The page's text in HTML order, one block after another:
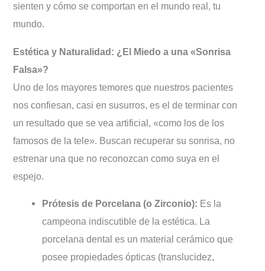
sienten y cómo se comportan en el mundo real, tu
mundo.
Estética y Naturalidad: ¿El Miedo a una «Sonrisa
Falsa»?
Uno de los mayores temores que nuestros pacientes
nos confiesan, casi en susurros, es el de terminar con
un resultado que se vea artificial, «como los de los
famosos de la tele». Buscan recuperar su sonrisa, no
estrenar una que no reconozcan como suya en el
espejo.
Prótesis de Porcelana (o Zirconio): Es la
campeona indiscutible de la estética. La
porcelana dental es un material cerámico que
posee propiedades ópticas (translucidez,